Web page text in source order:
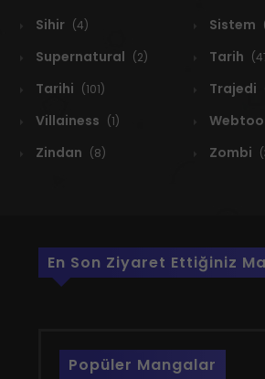
Sihir (4) Sistem
Supernatural (2) Tarih
Tarihi (101) Trajedi
Villainess (1)
Zindan (8) Zombi
En Son Ziyaret Ettiğiniz
Popüler Mangalar